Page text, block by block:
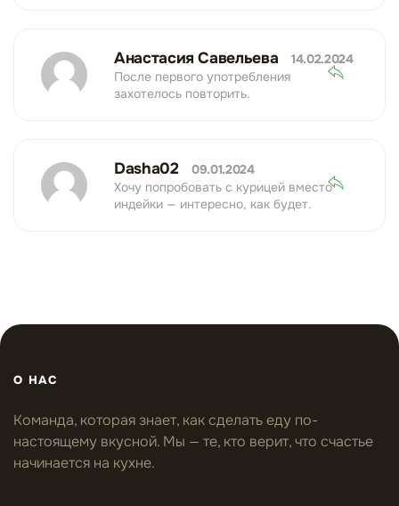
Анастасия Савельева
14.02.2024
После первого употребления
захотелось повторить.
Dasha02
09.01.2024
Хочу попробовать с курицей вместо
индейки — интересно, как будет.
О НАС
Команда, которая знает, как сделать еду по-
настоящему вкусной. Мы — те, кто верит, что счастье
начинается на кухне.